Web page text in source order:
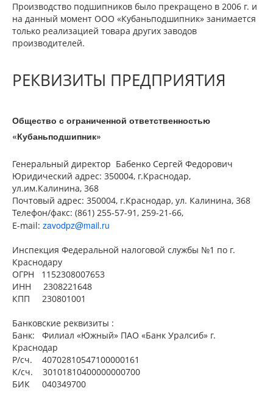
Производство подшипников было прекращено в 2006 г. и
на данный момент ООО «Кубаньподшипник» занимается
только реализацией товара других заводов
производителей.
РЕКВИЗИТЫ ПРЕДПРИЯТИЯ
Общество с ограниченной ответственностью
«Кубаньподшипник»
Генеральный директор Бабенко Сергей Федорович
Юридический адрес: 350004, г.Краснодар,
ул.им.Калинина, 368
Почтовый адрес: 350004, г.Краснодар, ул. Калинина, 368
Телефон/факс: (861) 255-57-91, 259-21-66,
Е-mail: zavodpz@mail.ru
Инспекция Федеральной налоговой службы №1 по г.
Краснодару
ОГРН 1152308007653
ИНН 2308221648
КПП 230801001
Банковские реквизиты :
Банк: Филиал «Южный» ПАО «Банк Уралсиб» г.
Краснодар
Р/сч. 40702810547100000161
К/сч. 30101810400000000700
БИК 040349700